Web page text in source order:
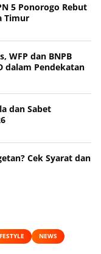
5 Ponorogo Rebut
Timur
WFP dan BNPB
dalam Pendekatan
dan Sabet
Cek Syarat dan
NEWS